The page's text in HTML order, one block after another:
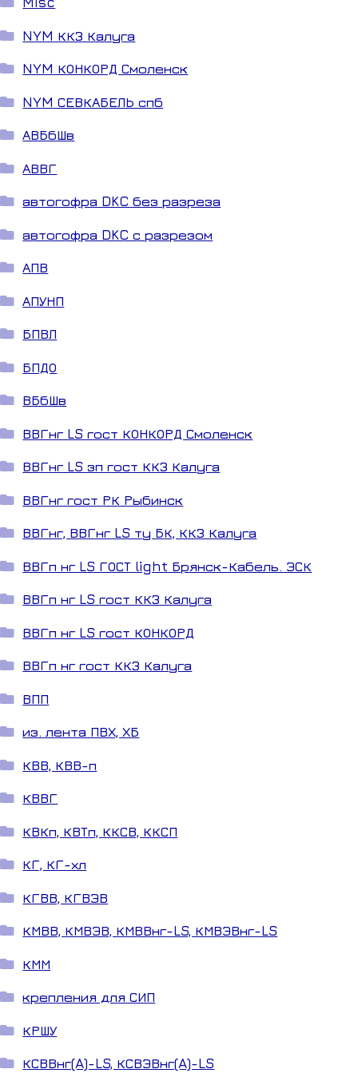
NYM ККЗ Калуга
NYM КОНКОРД Смоленск
NYM СЕВКАБЕЛЬ спб
АВБбШв
АВВГ
автогофра DKC без разреза
автогофра DKC с разрезом
АПВ
АПУНП
БПВЛ
БПДО
ВБбШв
ВВГнг LS гост КОНКОРД Смоленск
ВВГнг LS зп гост ККЗ Калуга
ВВГнг гост РК Рыбинск
ВВГнг, ВВГнг LS ту БК, ККЗ Калуга
ВВГп нг LS ГОСТ light Брянск-Кабель. ЭСК
ВВГп нг LS гост ККЗ Калуга
ВВГп нг LS гост КОНКОРД
ВВГп нг гост ККЗ Калуга
ВПП
из. лента ПВХ, ХБ
КВВ, КВВ-п
КВВГ
КВКп, КВТп, ККСВ, ККСП
КГ, КГ-хл
КГВВ, КГВЭВ
КМВВ, КМВЭВ, КМВВнг-LS, КМВЭВнг-LS
КММ
крепления для СИП
КРШУ
КСВВнг(A)-LS, КСВЭВнг(A)-LS